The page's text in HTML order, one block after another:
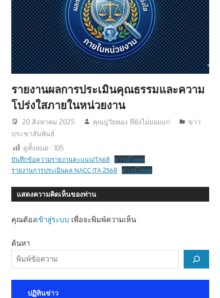
รายงานผลการประเมินคุณธรรมและความ
โปร่งใสภายในหน่วยงาน
20 สิงหาคม 2025 คุณปู่วัยทอง ที่ยังไม่ยอมแก่
ข่าว
ประชาสัมพันธ์
ดูทั้งหมด : 105
บันทึกข้อความรายงานคะแนนITA68
ดาวน์โหลด
รายงานการประเมินผล NACC ITA 2568
ดาวน์โหลด
แสดงความคิดเห็นของท่าน
คุณต้องเข้าสู่ระบบ เพื่อจะพิมพ์ความเห็น
ค้นหา
ปฏิทินข่าว